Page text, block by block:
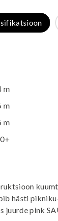
m
m
m
0+
hästi
juurde pink